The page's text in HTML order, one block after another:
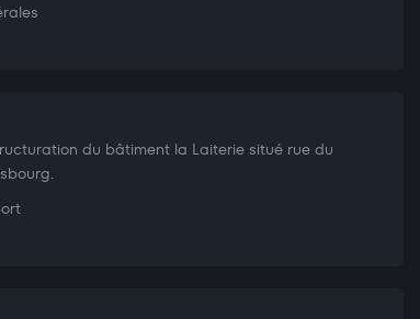
du bâtiment la Laiterie situé rue du